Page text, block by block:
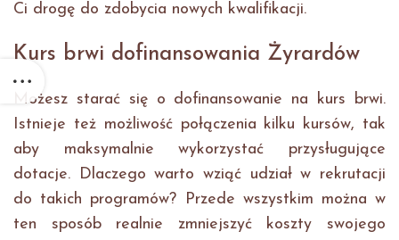
Ci drogę do zdobycia nowych kwalifikacji.
Kurs brwi dofinansowania Żyrardów
Możesz starać się o dofinansowanie na kurs brwi.
Istnieje też możliwość połączenia kilku kursów, tak
aby maksymalnie wykorzystać przysługujące
dotacje. Dlaczego warto wziąć udział w rekrutacji
do takich programów? Przede wszystkim można w
ten sposób realnie zmniejszyć koszty swojego